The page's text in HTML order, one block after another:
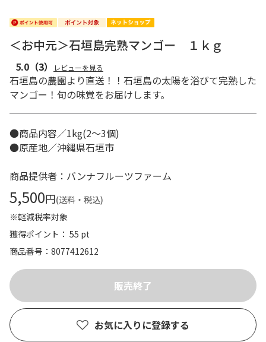
＜お中元＞石垣島完熟マンゴー １ｋｇ
5.0 （3） レビューを見る
石垣島の農園より直送！！石垣島の太陽を浴びて完熟した
マンゴー！旬の味覚をお届けします。
●商品内容／1kg(2～3個)
●原産地／沖縄県石垣市
商品提供者：バンナフルーツファーム
5,500円(送料・税込)
※軽減税率対象
獲得ポイント： 55 pt
商品番号
8077412612
お気に入りに登録する